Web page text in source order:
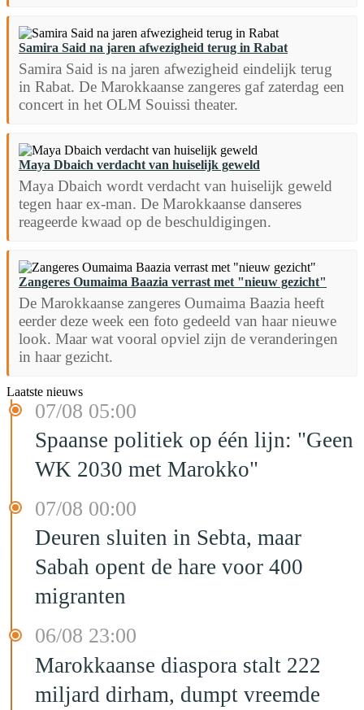
Samira Said na jaren afwezigheid terug in Rabat
Samira Said is na jaren afwezigheid eindelijk terug
in Rabat. De Marokkaanse zangeres gaf zaterdag een
concert in het OLM Souissi theater.
Maya Dbaich verdacht van huiselijk geweld
Maya Dbaich wordt verdacht van huiselijk geweld
tegen haar ex-man. De Marokkaanse danseres
reageerde kwaad op de beschuldigingen.
Zangeres Oumaima Baazia verrast met "nieuw gezicht"
De Marokkaanse zangeres Oumaima Baazia heeft
eerder deze week een foto gedeeld van haar nieuwe
look. Maar wat vooral opviel zijn de veranderingen
in haar gezicht.
Laatste nieuws
07/08 05:00
Spaanse politiek op één lijn: "Geen
WK 2030 met Marokko"
07/08 00:00
Deuren sluiten in Sebta, maar
Sabah opent de hare voor 400
migranten
06/08 23:00
Marokkaanse diaspora stalt 222
miljard dirham, dumpt vreemde